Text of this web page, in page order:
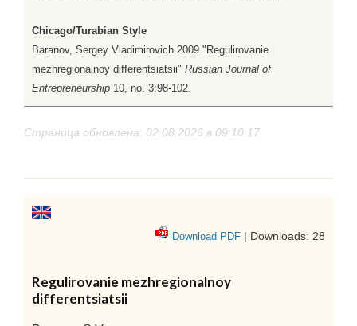
Chicago/Turabian Style
Baranov, Sergey Vladimirovich 2009 "Regulirovanie
mezhregionalnoy differentsiatsii" Russian Journal of
Entrepreneurship 10, no. 3:98-102.
Страница обновлена: 02.08.2026 в 09:10:17
Download PDF | Downloads: 28
Regulirovanie mezhregionalnoy
differentsiatsii